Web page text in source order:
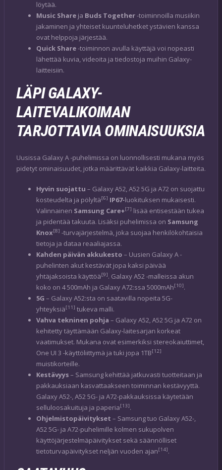
löytää.
Music Share ja Buds Together-toiminnoilla musiikin
jakaminen ja yhteiset kuunteluhetket ystävien kanssa
ovat helppoja järjestää.
Quick Share-toiminnon avulla käyttäjä voi nopeasti
lähettää kuvia, videoita ja tiedostoja muihin Galaxy-
laitteisiin.
LÄPI GALAXY-
LAITEVALIKOIMAN
TARJOTTAVIA OMINAISUUKSIA
Uusissa Galaxy A -puhelimissa on luonnollisesti mukana myös
pidetyt ominaisuudet, jotka määrittävät kaikkia Galaxy-laitteita.
Hyvin suojattu – Galaxy A52, A52 5G ja A72 on suojattu
kosteudelta ja pölyltä[6] IP67-luokituksen mukaisesti.
Valinnainen Samsung Care+[7] lisää entisestään tukea
ja pidentää takuuta. Lisäksi puhelimissa on Samsung
Knox[8] -turvajärjestelmä, joka suojaa henkilökohtaisia
tietoja ja dataa reaaliajassa.
Kahden päivän akkukesto – Uusien Galaxy A -
puhelinten akut kestävät jopa kaksi päivää
yhtäjaksoista käyttöä[9]. Galaxy A52 -malleissa akun
koko on 4 500mAh ja Galaxy A72:ssa 5000mAh[10].
5G – Galaxy A52:sta on saatavilla nopeita 5G-
yhteyksiä[11] tukeva malli.
Vahva tekninen pohja – Galaxy A52, A52 5G ja A72 on
kehitetty täyttämään Galaxy-laitesarjan korkeat
vaatimukset. Mukana ovat esimerkiksi stereokaiuttimet,
One UI 3 -käyttöliittymä ja tuki jopa 1TB[12]
muistikorteille.
Kestävyys– Samsung kehittää jatkuvasti tuotteitaan ja
pakkauksiaan kasvattaakseen toiminnan kestävyyttä.
Galaxy A52-, A52 5G- ja A72-pakkauksissa käytetään
selluloosakuituja ja paperia[13].
Ohjelmistopäivitykset – Samsung tuo Galaxy A52-,
A52 5G- ja A72-puhelimille kolmen sukupolven
käyttöjärjestelmäpäivitykset sekä säännölliset
tietoturvapäivitykset neljän vuoden ajan[14].